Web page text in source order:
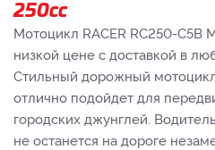
250cc
Мотоцикл RACER RC250-C5B
низкой цене с доставкой в
Стильный дорожный
отлично подойдет для
городских джунглей.
не останется на дороге